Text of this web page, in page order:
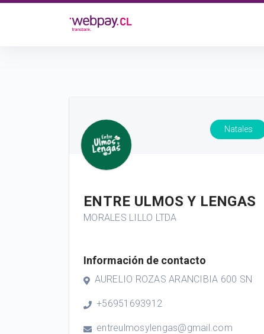
Natales
ENTRE ULMOS Y LENGAS
MORALES LILLO LTDA
Información de contacto
AURELIO ROZAS ARANCIBIA 600 SN
+56951693912
entreulmosylengas@gmail.com